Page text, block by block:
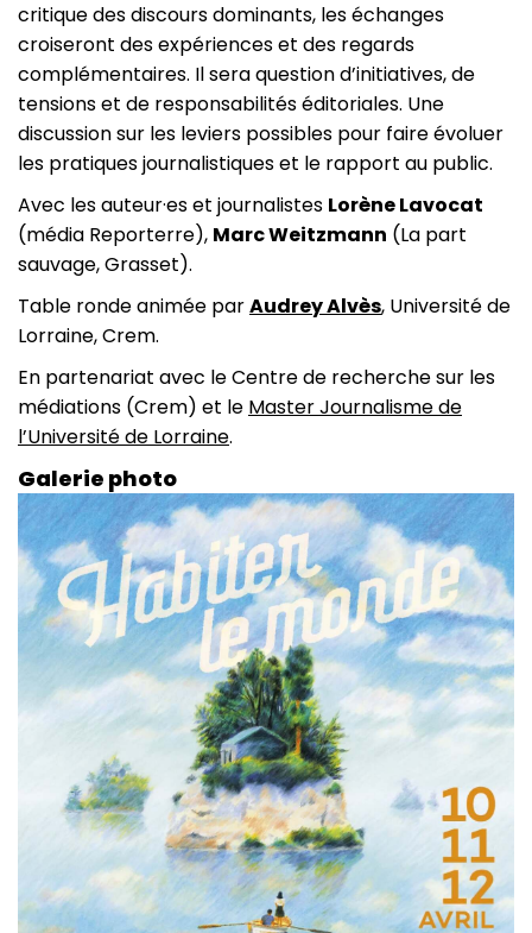
critique des discours dominants, les échanges
croiseront des expériences et des regards
complémentaires. Il sera question d’initiatives, de
tensions et de responsabilités éditoriales. Une
discussion sur les leviers possibles pour faire évoluer
les pratiques journalistiques et le rapport au public.
Avec les auteur·es et journalistes Lorène Lavocat
(média Reporterre), Marc Weitzmann (La part
sauvage, Grasset).
Table ronde animée parAudrey Alvès, Université de
Lorraine, Crem.
En partenariat avec le Centre de recherche sur les
médiations (Crem) et le Master Journalisme de
l’Université de Lorraine.
Galerie photo